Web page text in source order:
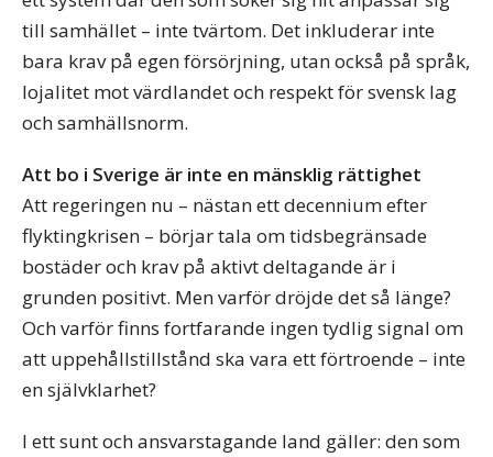
till samhället – inte tvärtom. Det inkluderar inte
bara krav på egen försörjning, utan också på språk,
lojalitet mot värdlandet och respekt för svensk lag
och samhällsnorm.
Att bo i Sverige är inte en mänsklig rättighet
Att regeringen nu – nästan ett decennium efter
flyktingkrisen – börjar tala om tidsbegränsade
bostäder och krav på aktivt deltagande är i
grunden positivt. Men varför dröjde det så länge?
Och varför finns fortfarande ingen tydlig signal om
att uppehållstillstånd ska vara ett förtroende – inte
en självklarhet?
I ett sunt och ansvarstagande land gäller: den som